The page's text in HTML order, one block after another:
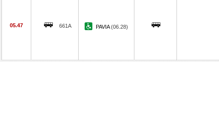
05.47 661A PAVIA(06.28)